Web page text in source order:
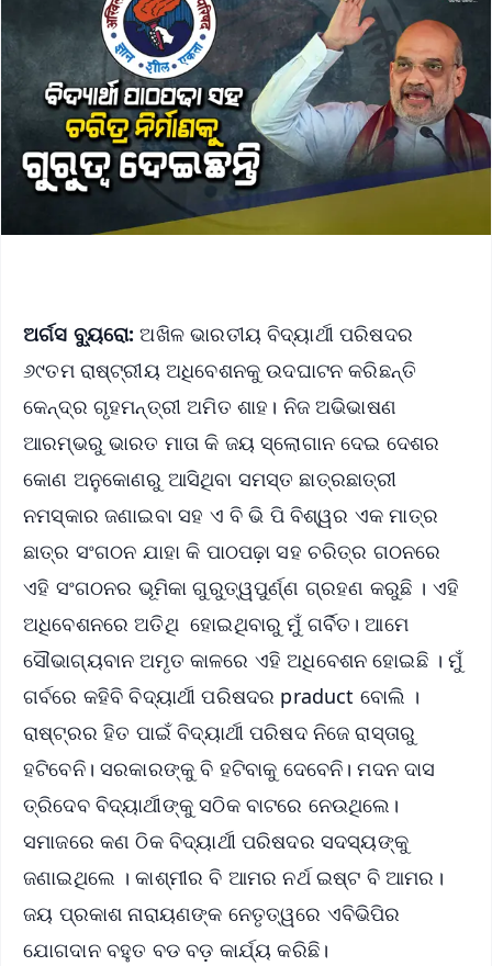
ଅର୍ଗସ ବ୍ୟୁରୋ: ଅଖିଳ ଭାରତୀୟ ବିଦ୍ୟାର୍ଥୀ ପରିଷଦର
୬୯ତମ ରାଷ୍ଟ୍ରୀୟ ଅଧିବେଶନକୁ ଉଦଘାଟନ କରିଛନ୍ତି
କେନ୍ଦ୍ର ଗୃହମନ୍ତ୍ରୀ ଅମିତ ଶାହ। ନିଜ ଅଭିଭାଷଣ
ଆରମ୍ଭରୁ ଭାରତ ମାତା କି ଜୟ ସ୍ଲୋଗାନ ଦେଇ ଦେଶର
କୋଣ ଅନୁକୋଣରୁ ଆସିଥିବା ସମସ୍ତ ଛାତ୍ରଛାତ୍ରୀ
ନମସ୍କାର ଜଣାଇବା ସହ ଏ ବି ଭି ପି ବିଶ୍ୱର ଏକ ମାତ୍ର
ଛାତ୍ର ସଂଗଠନ ଯାହା କି ପାଠପଢ଼ା ସହ ଚରିତ୍ର ଗଠନରେ
ଏହି ସଂଗଠନର ଭୂମିକା ଗୁରୁତ୍ୱପୁର୍ଣ୍ଣ ଗ୍ରହଣ କରୁଛି । ଏହି
ଅଧିବେଶନରେ ଅତିଥି ହୋଇଥିବାରୁ ମୁଁ ଗର୍ବିତ। ଆମେ
ସୌଭାଗ୍ୟବାନ ଅମୃତ କାଳରେ ଏହି ଅଧିବେଶନ ହୋଇଛି । ମୁଁ
ଗର୍ବରେ କହିବି ବିଦ୍ୟାର୍ଥୀ ପରିଷଦର praduct ବୋଲି ।
ରାଷ୍ଟ୍ରର ହିତ ପାଇଁ ବିଦ୍ୟାର୍ଥୀ ପରିଷଦ ନିଜେ ରାସ୍ତାରୁ
ହଟିବେନି। ସରକାରଙ୍କୁ ବି ହଟିବାକୁ ଦେବେନି। ମଦନ ଦାସ
ତ୍ରିଦେବ ବିଦ୍ୟାର୍ଥୀଙ୍କୁ ସଠିକ ବାଟରେ ନେଉଥିଲେ।
ସମାଜରେ କଣ ଠିକ ବିଦ୍ୟାର୍ଥୀ ପରିଷଦର ସଦସ୍ୟଙ୍କୁ
ଜଣାଇଥିଲେ । କାଶ୍ମୀର ବି ଆମର ନର୍ଥ ଇଷ୍ଟ ବି ଆମର।
ଜୟ ପ୍ରକାଶ ନାରାୟଣଙ୍କ ନେତୃତ୍ୱରେ ଏବିଭିପିର
ଯୋଗଦାନ ବହୁତ ବଡ ବଡ଼ କାର୍ଯ୍ୟ କରିଛି।